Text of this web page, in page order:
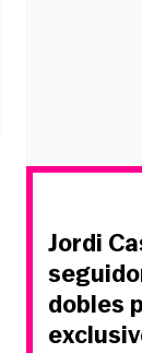
Jordi
dobles